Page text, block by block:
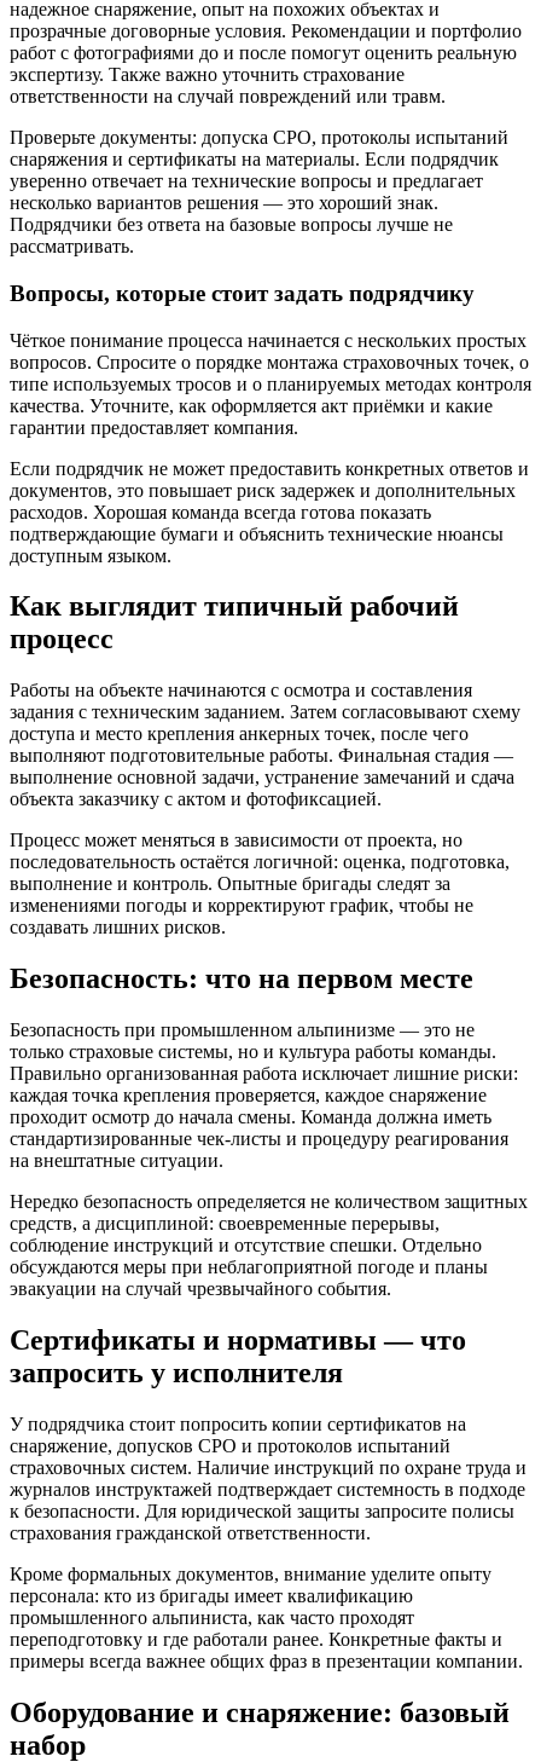
надежное снаряжение, опыт на похожих объектах и
прозрачные договорные условия. Рекомендации и портфолио
работ с фотографиями до и после помогут оценить реальную
экспертизу. Также важно уточнить страхование
ответственности на случай повреждений или травм.
Проверьте документы: допуска СРО, протоколы испытаний
снаряжения и сертификаты на материалы. Если подрядчик
уверенно отвечает на технические вопросы и предлагает
несколько вариантов решения — это хороший знак.
Подрядчики без ответа на базовые вопросы лучше не
рассматривать.
Вопросы, которые стоит задать подрядчику
Чёткое понимание процесса начинается с нескольких простых
вопросов. Спросите о порядке монтажа страховочных точек, о
типе используемых тросов и о планируемых методах контроля
качества. Уточните, как оформляется акт приёмки и какие
гарантии предоставляет компания.
Если подрядчик не может предоставить конкретных ответов и
документов, это повышает риск задержек и дополнительных
расходов. Хорошая команда всегда готова показать
подтверждающие бумаги и объяснить технические нюансы
доступным языком.
Как выглядит типичный рабочий
процесс
Работы на объекте начинаются с осмотра и составления
задания с техническим заданием. Затем согласовывают схему
доступа и место крепления анкерных точек, после чего
выполняют подготовительные работы. Финальная стадия —
выполнение основной задачи, устранение замечаний и сдача
объекта заказчику с актом и фотофиксацией.
Процесс может меняться в зависимости от проекта, но
последовательность остаётся логичной: оценка, подготовка,
выполнение и контроль. Опытные бригады следят за
изменениями погоды и корректируют график, чтобы не
создавать лишних рисков.
Безопасность: что на первом месте
Безопасность при промышленном альпинизме — это не
только страховые системы, но и культура работы команды.
Правильно организованная работа исключает лишние риски:
каждая точка крепления проверяется, каждое снаряжение
проходит осмотр до начала смены. Команда должна иметь
стандартизированные чек-листы и процедуру реагирования
на внештатные ситуации.
Нередко безопасность определяется не количеством защитных
средств, а дисциплиной: своевременные перерывы,
соблюдение инструкций и отсутствие спешки. Отдельно
обсуждаются меры при неблагоприятной погоде и планы
эвакуации на случай чрезвычайного события.
Сертификаты и нормативы — что
запросить у исполнителя
У подрядчика стоит попросить копии сертификатов на
снаряжение, допусков СРО и протоколов испытаний
страховочных систем. Наличие инструкций по охране труда и
журналов инструктажей подтверждает системность в подходе
к безопасности. Для юридической защиты запросите полисы
страхования гражданской ответственности.
Кроме формальных документов, внимание уделите опыту
персонала: кто из бригады имеет квалификацию
промышленного альпиниста, как часто проходят
переподготовку и где работали ранее. Конкретные факты и
примеры всегда важнее общих фраз в презентации компании.
Оборудование и снаряжение: базовый
набор